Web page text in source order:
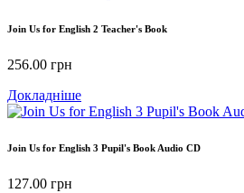
Join Us for English 2 Teacher's Book
256.00 грн
Докладніше
Join Us for English 3 Pupil's Book Audio CD
127.00 грн